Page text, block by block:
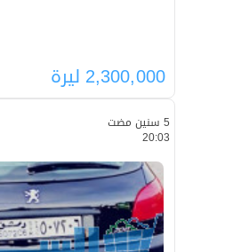
2,300,000 ليرة
5 سنين مضت
20:03